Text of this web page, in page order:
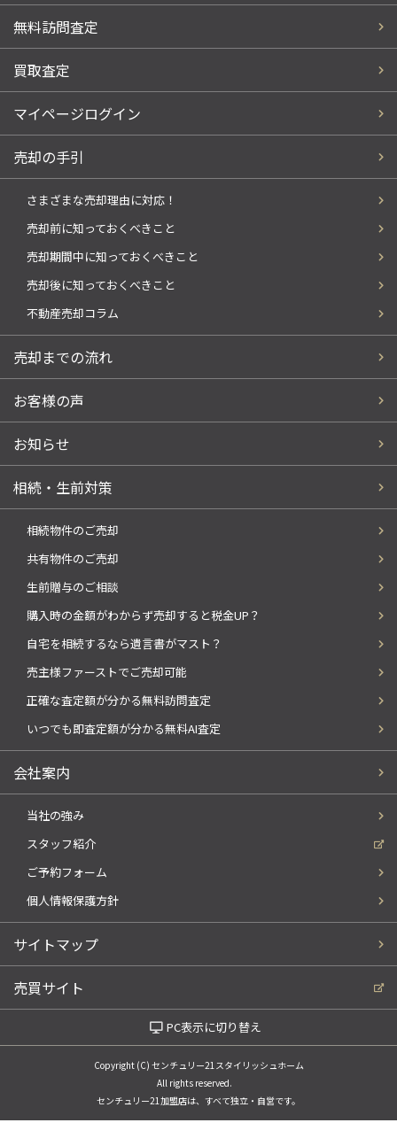
無料訪問査定
買取査定
マイページログイン
売却の手引
さまざまな売却理由に対応！
売却前に知っておくべきこと
売却期間中に知っておくべきこと
売却後に知っておくべきこと
不動産売却コラム
売却までの流れ
お客様の声
お知らせ
相続・生前対策
相続物件のご売却
共有物件のご売却
生前贈与のご相談
購入時の金額がわからず売却すると税金UP？
自宅を相続するなら遺言書がマスト？
売主様ファーストでご売却可能
正確な査定額が分かる無料訪問査定
いつでも即査定額が分かる無料AI査定
会社案内
当社の強み
スタッフ紹介
ご予約フォーム
個人情報保護方針
サイトマップ
売買サイト
PC表示に切り替え
Copyright (C) センチュリー21スタイリッシュホーム
All rights reserved.
センチュリー21加盟店は、すべて独立・自営です。